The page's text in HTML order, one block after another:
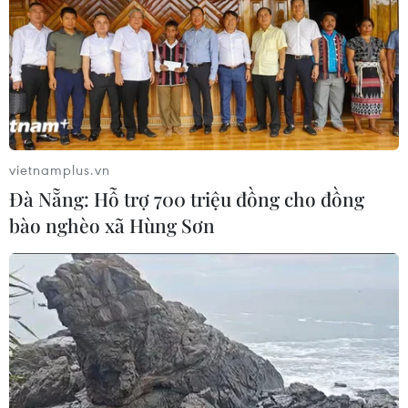
báo nạn "giang hồ mạng” kéo những
hệ lụy ảo tràn ra đời thực
08/08/2026 04:00
Quảng Trị triệt phá đường dây vận
chuyển hơn 210kg vật liệu nổ
08/08/2026 01:59
Cần Thơ: Khởi tố 19 bị can trong vụ
dàn cảnh cướp giật tại Tân Huê Viên
08/08/2026 01:33
TP Hồ Chí Minh: Bắt khẩn cấp bảo
vietnamplus.vn
Đà Nẵng: Hỗ trợ 700 triệu đồng cho đồng
bào nghèo xã Hùng Sơn